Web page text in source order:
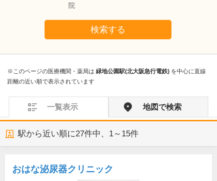
院
検索する
※このページの医療機関・薬局は 緑地公園駅(北大阪急行電鉄) を中心に直線
距離の近い順で表示されています
一覧表示 地図で検索
駅から近い順に27件中、 1～15件
おはな泌尿器クリニック